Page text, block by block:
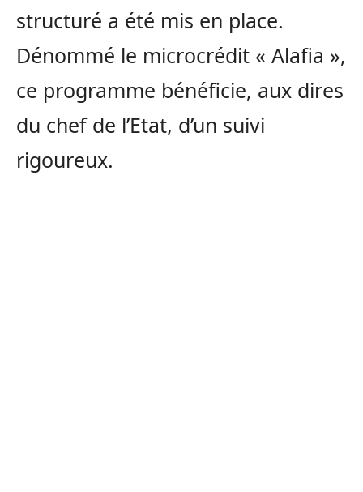
structuré a été mis en place.
Dénommé le microcrédit « Alafia »,
ce programme bénéficie, aux dires
du chef de l’Etat, d’un suivi
rigoureux.